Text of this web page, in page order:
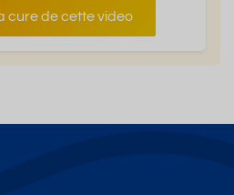
cure de cette video